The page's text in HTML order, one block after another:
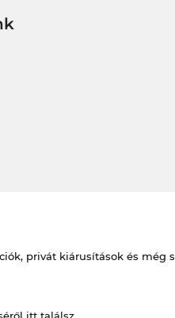
privát kiárusítások és még